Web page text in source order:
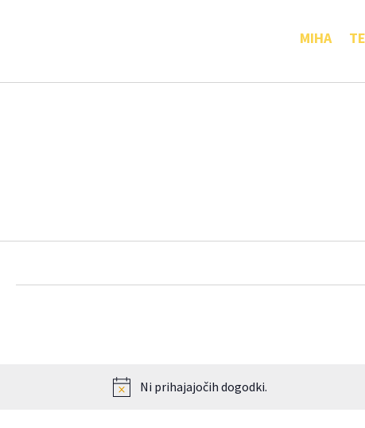
MIHA
Notice
Ni prihajajočih dogodki.